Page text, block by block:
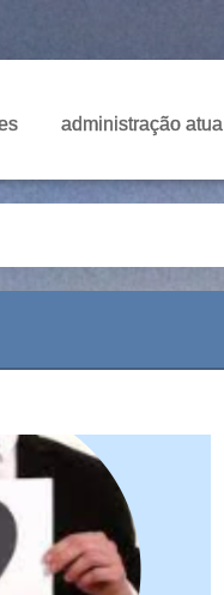
administração atual